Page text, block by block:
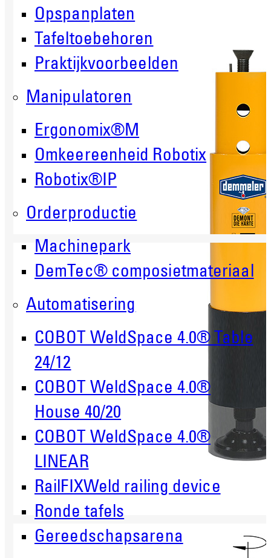
Opspanplaten
Tafeltoebehoren
Praktijkvoorbeelden
Manipulatoren
Ergonomix®M
Omkeereenheid Robotix
Robotix®IP
Orderproductie
Machinepark
DemTec® composietmateriaal
Automatisering
COBOT WeldSpace 4.0® Table
24/12
COBOT WeldSpace 4.0®
House 40/20
COBOT WeldSpace 4.0®
LINEAR
RailFIXWeld railing device
Ronde tafels
Gereedschapsarena